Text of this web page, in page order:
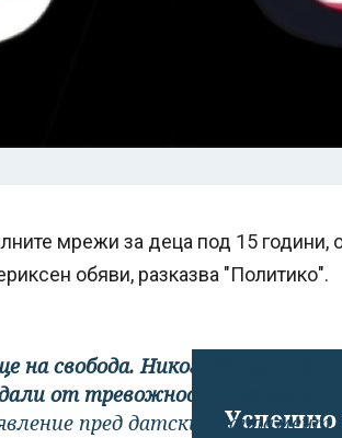
Успешно
мрежи за деца под 15 години,
обяви, разказва "Политико".
на свобода. Никога досега
от тревожност и депресия",
пред датския парламент.